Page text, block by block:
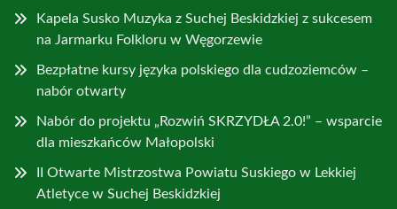
Kapela Susko Muzyka z Suchej Beskidzkiej z sukcesem
na Jarmarku Folkloru w Węgorzewie
Bezpłatne kursy języka polskiego dla cudzoziemców –
nabór otwarty
Nabór do projektu „Rozwiń SKRZYDŁA 2.0!” – wsparcie
dla mieszkańców Małopolski
II Otwarte Mistrzostwa Powiatu Suskiego w Lekkiej
Atletyce w Suchej Beskidzkiej